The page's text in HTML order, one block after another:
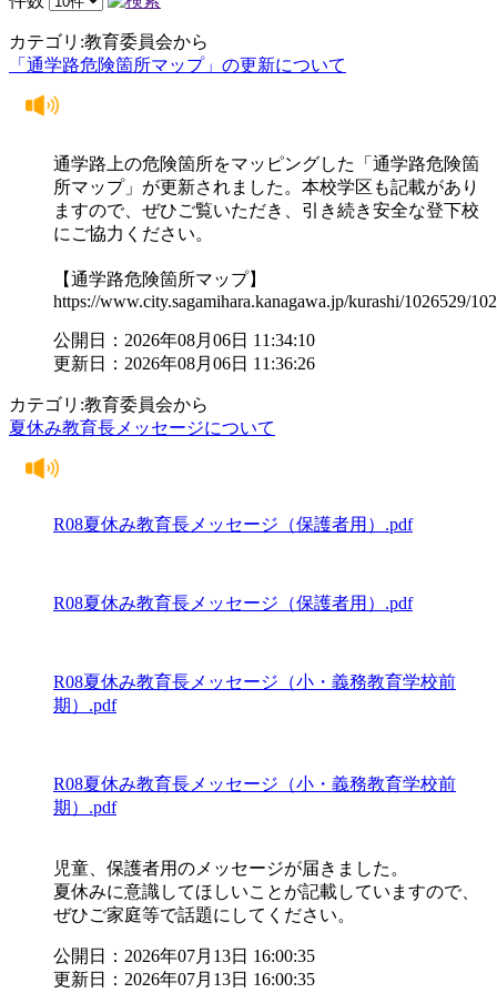
カテゴリ:教育委員会から
「通学路危険箇所マップ」の更新について
通学路上の危険箇所をマッピングした「通学路危険箇
所マップ」が更新されました。本校学区も記載があり
ますので、ぜひご覧いただき、引き続き安全な登下校
にご協力ください。
【通学路危険箇所マップ】
https://www.city.sagamihara.kanagawa.jp/kurashi/1026529/
公開日：2026年08月06日 11:34:10
更新日：2026年08月06日 11:36:26
カテゴリ:教育委員会から
夏休み教育長メッセージについて
R08夏休み教育長メッセージ（保護者用）.pdf
R08夏休み教育長メッセージ（保護者用）.pdf
R08夏休み教育長メッセージ（小・義務教育学校前
期）.pdf
R08夏休み教育長メッセージ（小・義務教育学校前
期）.pdf
児童、保護者用のメッセージが届きました。
夏休みに意識してほしいことが記載していますので、
ぜひご家庭等で話題にしてください。
公開日：2026年07月13日 16:00:35
更新日：2026年07月13日 16:00:35